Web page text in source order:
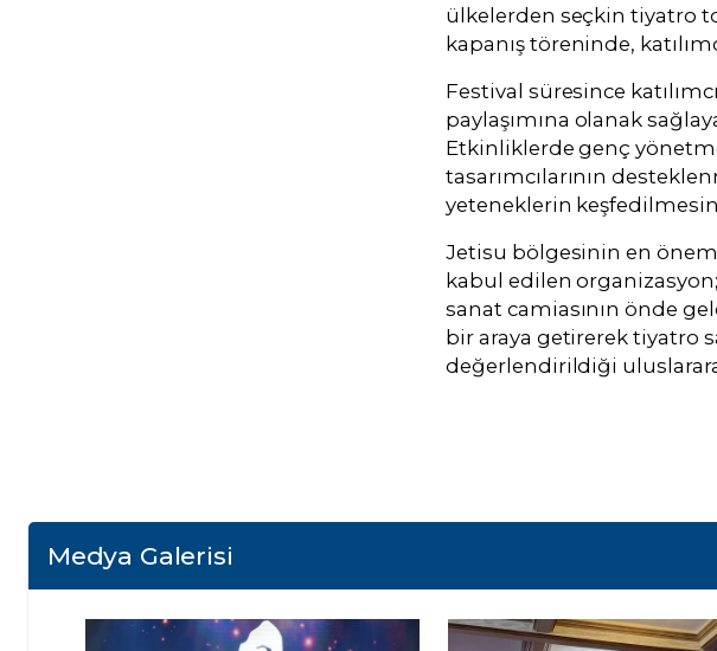
ülkelerden seçkin tiyatro
kapanış töreninde,
Festival süresince
paylaşımına olanak
Etkinliklerde genç
tasarımcılarının
yeteneklerin
Jetisu bölgesinin en
kabul edilen
sanat camiasının önde
bir araya getirerek tiyatro
değerlendirildiği
Medya Galerisi